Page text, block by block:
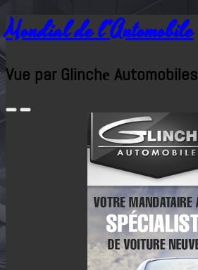
Mondial de l'Automobile
Vue par Glinchе Automobiles